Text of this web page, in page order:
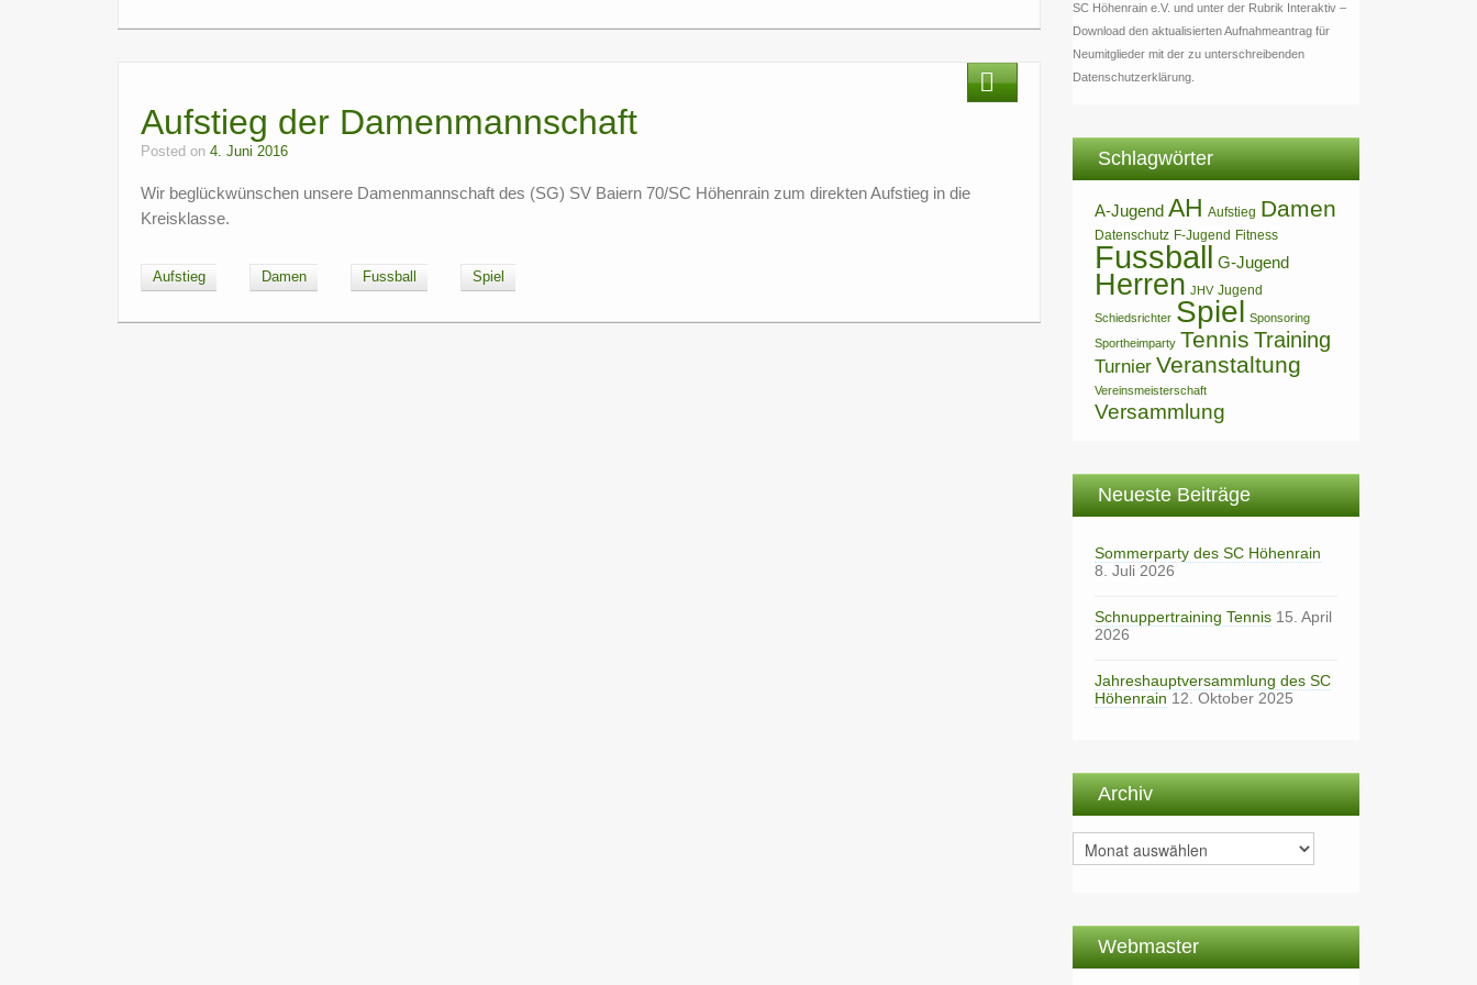
Aufstieg der Damenmannschaft
Posted on 4. Juni 2016
Wir beglückwünschen unsere Damenmannschaft des (SG) SV Baiern 70/SC Höhenrain zum direkten Aufstieg in die
Kreisklasse.
Aufstieg Damen Fussball Spiel
SC Höhenrain e.V. und unter der Rubrik Interaktiv –
Download den aktualisierten Aufnahmeantrag für
Neumitglieder mit der zu unterschreibenden
Datenschutzerklärung.
Schlagwörter
A-Jugend AH Aufstieg Damen
Datenschutz F-Jugend Fitness
Fussball G-Jugend
Herren JHV Jugend
Schiedsrichter Spiel Sponsoring
Sportheimparty Tennis Training
Turnier Veranstaltung
Vereinsmeisterschaft
Versammlung
Neueste Beiträge
Sommerparty des SC Höhenrain
8. Juli 2026
Schnuppertraining Tennis 15. April
2026
Jahreshauptversammlung des SC
Höhenrain 12. Oktober 2025
Archiv
Archiv
Webmaster